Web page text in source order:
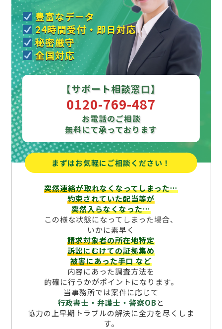
豊富なデータ
24時間受付・即日対応
秘密厳守
全国対応
【サポート相談窓口】
0120-769-487
お電話のご相談
無料にて承っております
まずはお気軽にご相談ください！
突然連絡が取れなくなってしまった…
約束されていた配当等が
突然入らなくなった…
この様な状態になってしまった場合、
いかに素早く
請求対象者の所在地特定
訴訟にむけての証拠集め
被害にあった手口など
内容にあった調査方法を
的確に行うかがポイントになります。
当事務所では案件に応じて
行政書士・弁護士・警察OBと
協力の上早期トラブルの解決に全力を尽くしま
す。